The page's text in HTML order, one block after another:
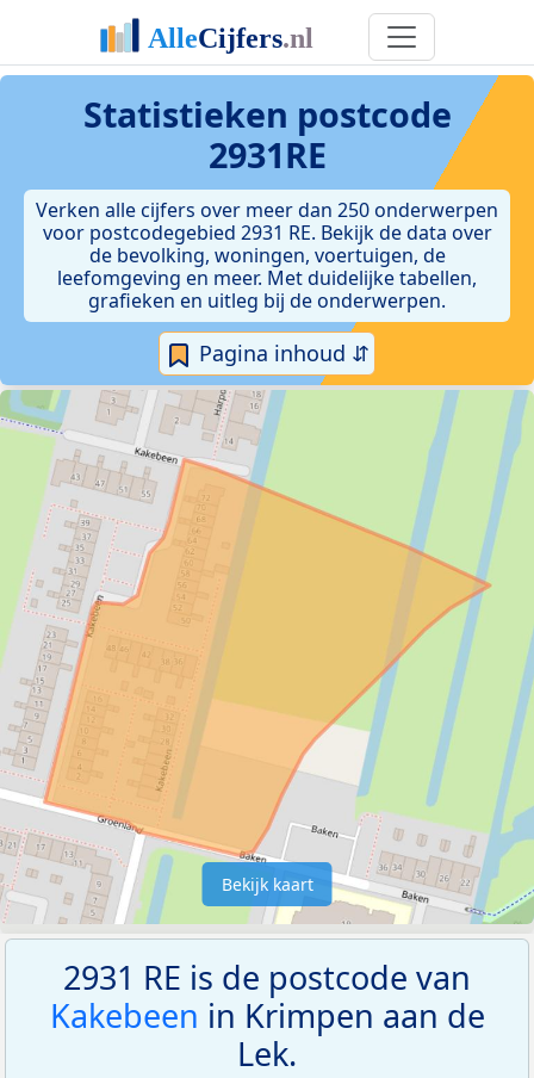
Statistieken postcode
2931RE
Verken alle cijfers over meer dan 250 onderwerpen
voor postcodegebied 2931 RE. Bekijk de data over
de bevolking, woningen, voertuigen, de
leefomgeving en meer. Met duidelijke tabellen,
grafieken en uitleg bij de onderwerpen.
Pagina inhoud ⇵
Bekijk kaart
2931 RE is de postcode van
Kakebeen in Krimpen aan de
Lek.